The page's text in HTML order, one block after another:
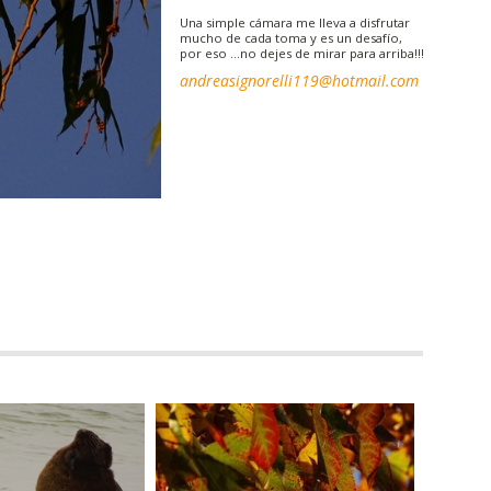
Una simple cámara me lleva a disfrutar
mucho de cada toma y es un desafío,
por eso …no dejes de mirar para arriba!!!
andreasignorelli119@hotmail.com